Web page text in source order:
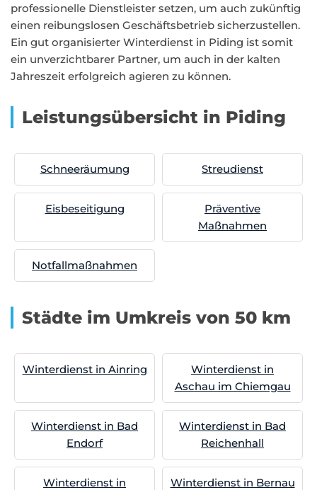
professionelle Dienstleister setzen, um auch zukünftig
einen reibungslosen Geschäftsbetrieb sicherzustellen.
Ein gut organisierter Winterdienst in Piding ist somit
ein unverzichtbarer Partner, um auch in der kalten
Jahreszeit erfolgreich agieren zu können.
Leistungsübersicht in Piding
Schneeräumung Streudienst
Eisbeseitigung
Präventive
Maßnahmen
Notfallmaßnahmen
Städte im Umkreis von 50 km
Winterdienst in Ainring
Winterdienst in
Aschau im Chiemgau
Winterdienst in Bad
Endorf
Winterdienst in Bad
Reichenhall
Winterdienst in
Winterdienst in Bernau